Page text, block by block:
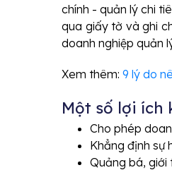
chính - quản lý chi
qua giấy tờ và ghi
doanh nghiệp quản
Xem thêm: 9 lý do
Một số lợi ích
Cho phép
Khẳng định sự
Quảng bá, giới